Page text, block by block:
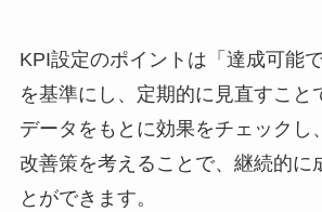
KPI設定のポイントは「達成可能
を基準にし、定期的に見直すこと
データをもとに効果をチェックし
改善策を考えることで、継続的に
とができます。